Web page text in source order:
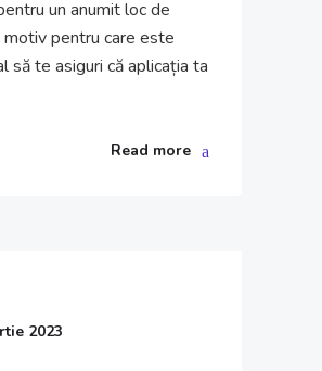
un anumit loc de
motiv pentru care este
să te asiguri că aplicația ta
Read more
2023